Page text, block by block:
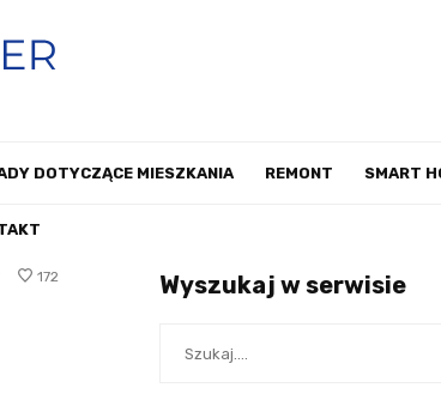
DOTYCZĄCE MIESZKANIA REMONT SMART
172 Wyszukaj w serwisie